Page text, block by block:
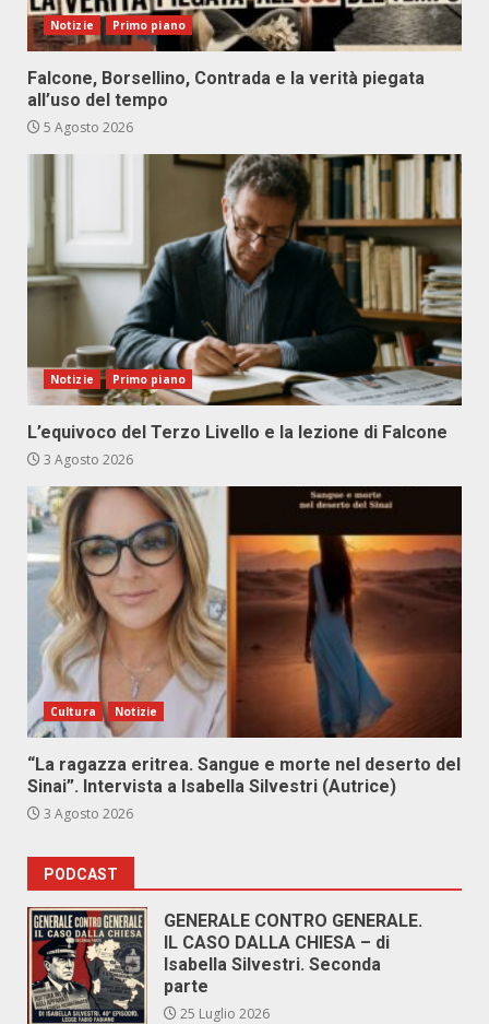
Notizie Primo piano
Falcone, Borsellino, Contrada e la verità piegata
all’uso del tempo
5 Agosto 2026
Notizie Primo piano
L’equivoco del Terzo Livello e la lezione di Falcone
3 Agosto 2026
Cultura Notizie
“La ragazza eritrea. Sangue e morte nel deserto del
Sinai”. Intervista a Isabella Silvestri (Autrice)
3 Agosto 2026
PODCAST
GENERALE CONTRO GENERALE.
IL CASO DALLA CHIESA – di
Isabella Silvestri. Seconda
parte
25 Luglio 2026